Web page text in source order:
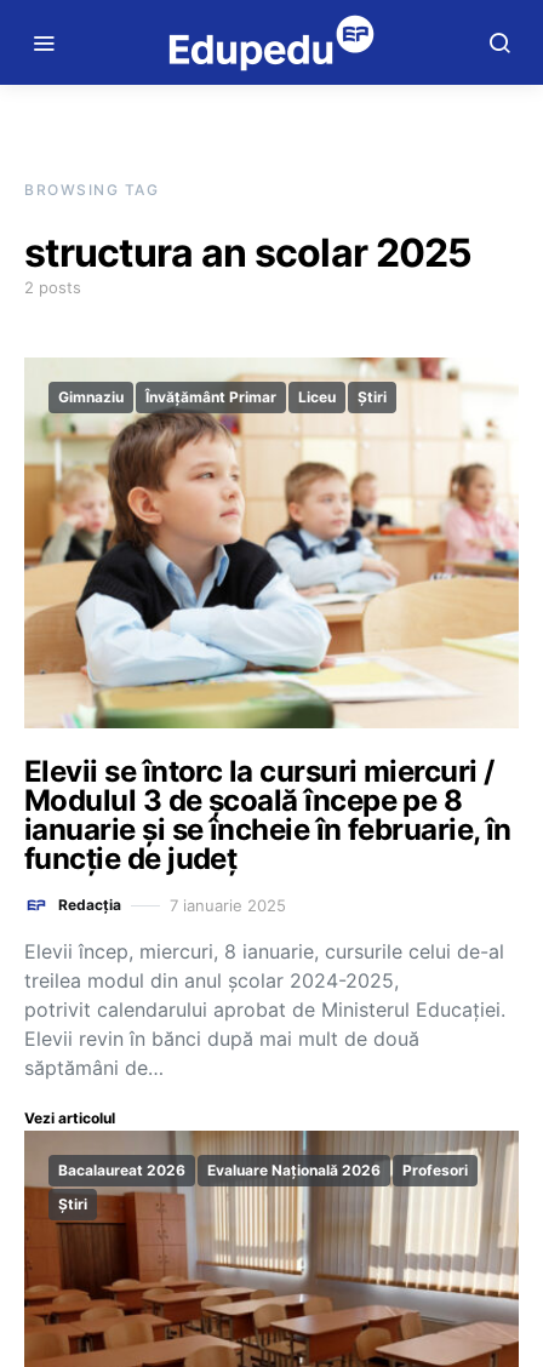
BROWSING TAG
structura an scolar 2025
2 posts
Gimnaziu Învățământ Primar Liceu Știri
Elevii se întorc la cursuri miercuri /
Modulul 3 de școală începe pe 8
ianuarie și se încheie în februarie, în
funcție de județ
Redacția 7 ianuarie 2025
Elevii încep, miercuri, 8 ianuarie, cursurile celui de-al
treilea modul din anul şcolar 2024-2025,
potrivit calendarului aprobat de Ministerul Educaţiei.
Elevii revin în bănci după mai mult de două
săptămâni de…
Vezi articolul
Bacalaureat 2026 Evaluare Națională 2026
Profesori
Știri